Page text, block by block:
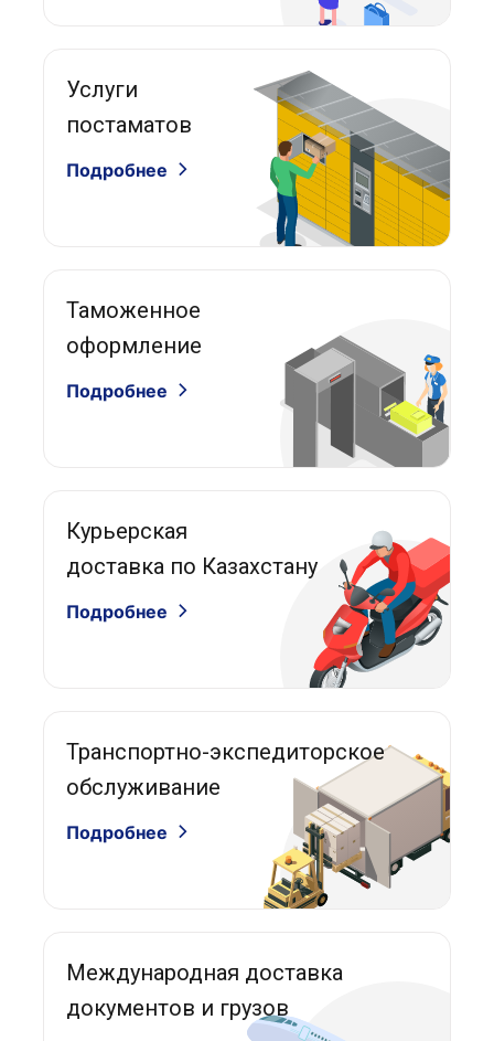
Услуги
постаматов
Подробнее
Таможенное
оформление
Подробнее
Курьерская
доставка по Казахстану
Подробнее
Транспортно-экспедиторское
обслуживание
Подробнее
Международная доставка
документов и грузов